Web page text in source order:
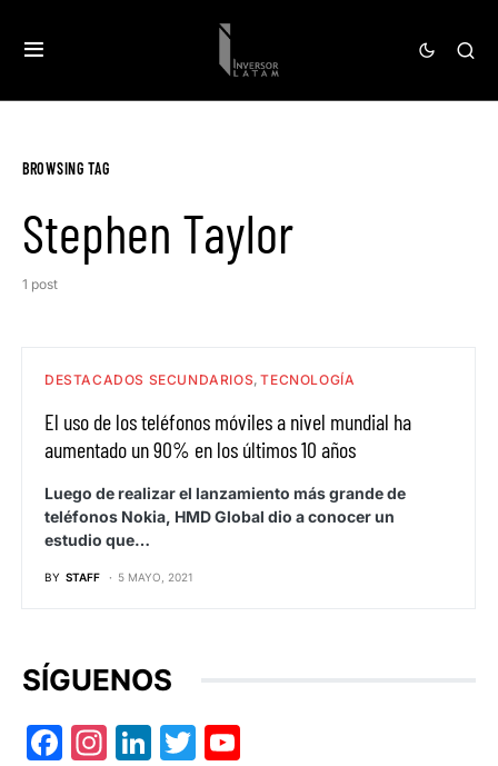
BROWSING TAG
Stephen Taylor
1 post
DESTACADOS SECUNDARIOS TECNOLOGÍA
El uso de los teléfonos móviles a nivel mundial ha
aumentado un 90% en los últimos 10 años
Luego de realizar el lanzamiento más grande de
teléfonos Nokia, HMD Global dio a conocer un
estudio que…
BY STAFF 5 MAYO, 2021
SÍGUENOS
Facebook
Instagram
LinkedIn
Twitter